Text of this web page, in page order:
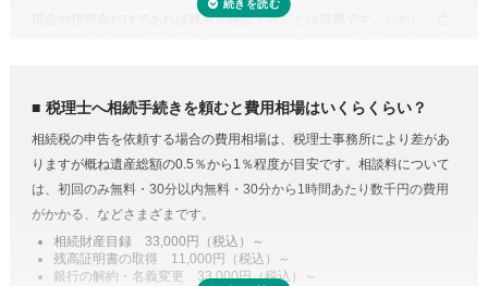
現金や預貯金だけであれば残高を確認することは容易です。しかし、亡
また、株式や貴金属、不動産などは評価をする必要があります。また、
とで合わせて収集・管理が可能になり、取り直しや多く取りすぎなどの
手間・無駄が省けます。
例えば、配偶者が取得した正味の遺産額は、1億6,000万円と配偶者の法
税理士へ相続手続きを頼むと費用相場はいくらくらい？
相続税の申告を依頼する場合の費用相場は、税理士事務所により差があ
りますが概ね遺産総額の0.5％から1％程度が目安です。相談料について
は、初回のみ無料・30分以内無料・30分から1時間あたり数千円の費用
がかかる、などさまざまです。
相続財産目録 33,000円（税込）～
残高証明書の取得 11,000円（税込）～
銀行の解約・名義変更 33,000円（税込）～